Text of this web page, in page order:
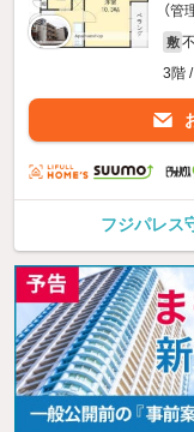
（管
敷
3階
フジパレス